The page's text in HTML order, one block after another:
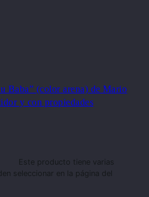
Baba” (color arena) de Mario
y con propiedades
Este producto tiene varias
seleccionar en la página del